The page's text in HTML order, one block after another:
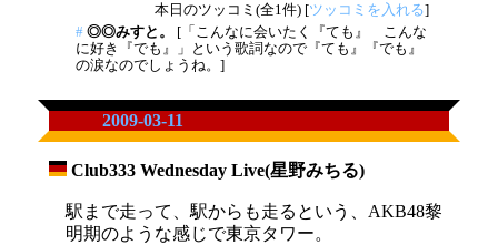
本日のツッコミ(全1件) [ツッコミを入れる]
# ◎◎みすと。
[「こんなに会いたく『ても』 こんな
に好き『でも』」という歌詞なので『ても』『でも』
の涙なのでしょうね。]
2009-03-11
Club333 Wednesday Live(星野みちる)
駅まで走って、駅からも走るという、AKB48黎
明期のような感じで東京タワー。